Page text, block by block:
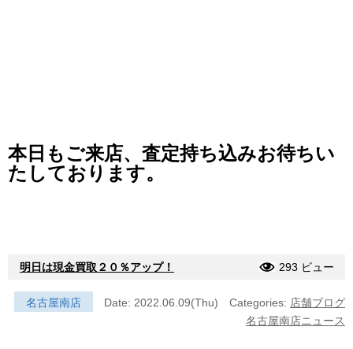
本日もご来店、査定持ち込みお待ちい
たしております。
明日は現金買取２０％アップ！ 293 ビュー
名古屋南店 Date: 2022.06.09(Thu) Categories: 店舗ブログ
名古屋南店ニュース